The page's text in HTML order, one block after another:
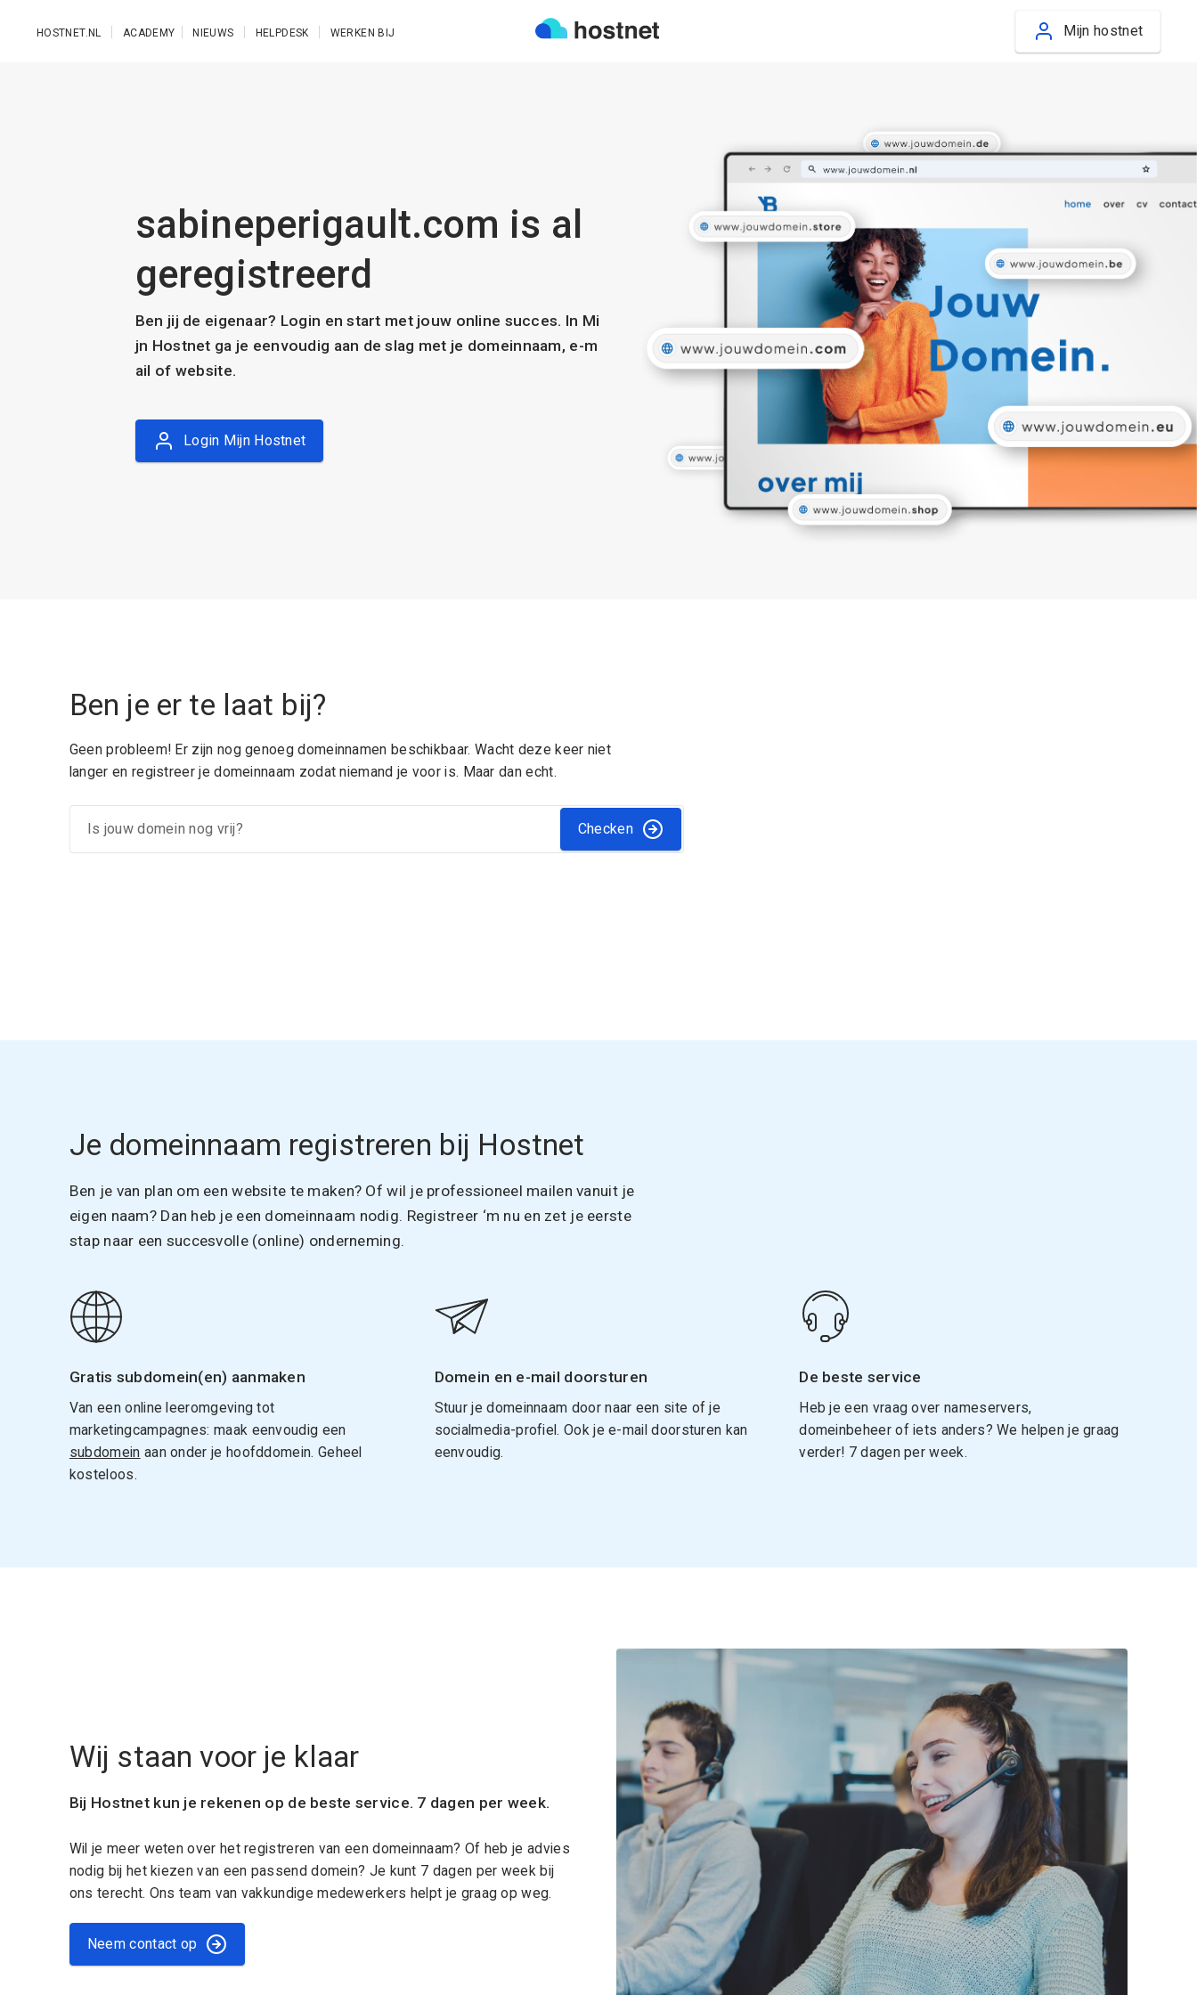
HOSTNET.NL ACADEMY NIEUWS HELPDESK WERKEN BIJ Mijn hostnet
sabineperigault.com is al
geregistreerd
Ben jij de eigenaar? Login en start met jouw online succes. In Mi
jn Hostnet ga je eenvoudig aan de slag met je domeinnaam, e-m
ail of website.
Login Mijn Hostnet
Ben je er te laat bij?
Geen probleem! Er zijn nog genoeg domeinnamen beschikbaar. Wacht deze keer niet
langer en registreer je domeinnaam zodat niemand je voor is. Maar dan echt.
Checken
Je domeinnaam registreren bij Hostnet
Ben je van plan om een website te maken? Of wil je professioneel mailen vanuit je
eigen naam? Dan heb je een domeinnaam nodig. Registreer ‘m nu en zet je eerste
stap naar een succesvolle (online) onderneming.
Gratis subdomein(en) aanmaken
Van een online leeromgeving tot
marketingcampagnes: maak eenvoudig een
subdomein aan onder je hoofddomein. Geheel
kosteloos.
Domein en e-mail doorsturen
Stuur je domeinnaam door naar een site of je
socialmedia-profiel. Ook je e-mail doorsturen kan
eenvoudig.
De beste service
Heb je een vraag over nameservers,
domeinbeheer of iets anders? We helpen je graag
verder! 7 dagen per week.
Wij staan voor je klaar
Bij Hostnet kun je rekenen op de beste service. 7 dagen per week.
Wil je meer weten over het registreren van een domeinnaam? Of heb je advies
nodig bij het kiezen van een passend domein? Je kunt 7 dagen per week bij
ons terecht. Ons team van vakkundige medewerkers helpt je graag op weg.
Neem contact op